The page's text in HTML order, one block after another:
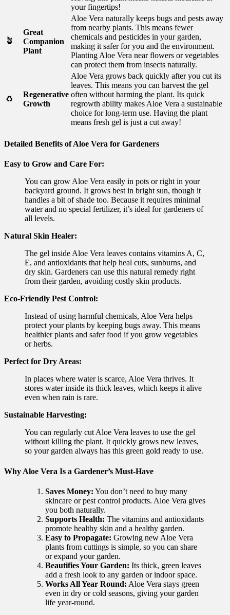
your fingertips!
🪴
Great
Companion
Plant
Aloe Vera naturally keeps bugs and pests away
from nearby plants. This means fewer
chemicals and pesticides in your garden,
making it safer for you and the environment.
Planting Aloe Vera near flowers or vegetables
can protect them from insects naturally.
♻️
Regenerative
Growth
Aloe Vera grows back quickly after you cut its
leaves. This means you can harvest the gel
often without harming the plant. Its quick
regrowth ability makes Aloe Vera a sustainable
choice for long-term use. Having the plant
means fresh gel is just a cut away!
Detailed Benefits of Aloe Vera for Gardeners
Easy to Grow and Care For:
You can grow Aloe Vera easily in pots or right in your
backyard ground. It grows best in bright sun, though it
handles a bit of shade too. Because it requires minimal
water and no special fertilizer, it’s ideal for gardeners of
all levels.
Natural Skin Healer:
The gel inside Aloe Vera leaves contains vitamins A, C,
E, and antioxidants that help heal cuts, sunburns, and
dry skin. Gardeners can use this natural remedy right
from their garden, avoiding costly skin products.
Eco-Friendly Pest Control:
Instead of using harmful chemicals, Aloe Vera helps
protect your plants by keeping bugs away. This means
healthier plants and safer food if you grow vegetables
or herbs.
Perfect for Dry Areas:
In places where water is scarce, Aloe Vera thrives. It
stores water inside its thick leaves, which keeps it alive
even when rain is rare.
Sustainable Harvesting:
You can regularly cut Aloe Vera leaves to use the gel
without killing the plant. It quickly grows new leaves,
so your garden always has this green gold ready to use.
Why Aloe Vera Is a Gardener’s Must-Have
Saves Money: You don’t need to buy many
skincare or pest control products. Aloe Vera gives
you both naturally.
Supports Health: The vitamins and antioxidants
promote healthy skin and a healthy garden.
Easy to Propagate: Growing new Aloe Vera
plants from cuttings is simple, so you can share
or expand your garden.
Beautifies Your Garden: Its thick, green leaves
add a fresh look to any garden or indoor space.
Works All Year Round: Aloe Vera stays green
even in dry or cold seasons, giving your garden
life year-round.